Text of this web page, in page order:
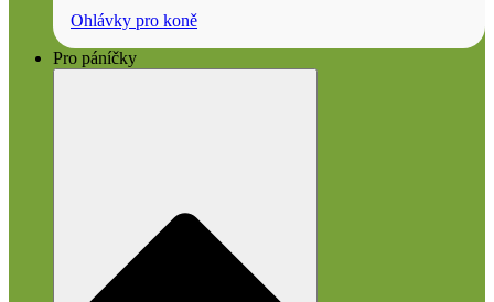
Ohlávky pro koně
Pro páníčky